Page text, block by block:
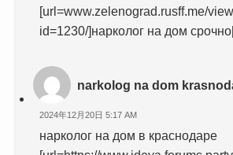
[url=www.zelenograd.rusff.me/
id=1230/]нарколог на дом
narkolog na dom
2024年12月20日 5:17 AM
нарколог на дом в краснодаре